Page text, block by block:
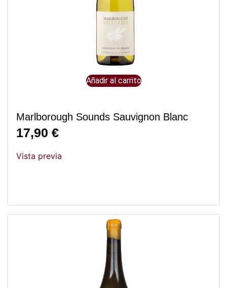
Añadir al carrito
Marlborough Sounds Sauvignon Blanc
17,90 €
Vista previa